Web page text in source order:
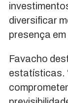
diversificar
presença
Favacho
estatísticas.